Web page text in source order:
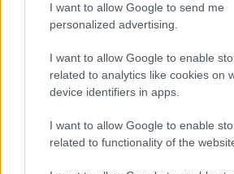
I want to allow Google to send me
personalized advertising.
I want to allow Google to enable
related to analytics like cookies on
device identifiers in apps.
I want to allow Google to enable
related to functionality of the
Chi siamo
Collabora con noi
Contatti
Privacy Policy